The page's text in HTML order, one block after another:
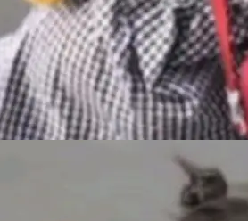
了 苹果外部律师 Gabr
2 月 23 日下午 5:53
Chang 发了封邮
配合调查前苹
板接入WorkBuddy P
写”重磅功能——你写
互不干扰。一句话让
体验！ 温馨提示：
前，请将 HUAWEI M
6.1.0.135S
*升级路径：设置 > 搜
“Lei”，以此纪
FFmpeg 今天正式发
了带来新一代音视频
外，还有一个特殊之
“Lei”。 这个名字，
Xiaohua）。 对于
，这个名字并不陌
码烧掉 1215
份内部报告显示，AI
。《金融时报》报道